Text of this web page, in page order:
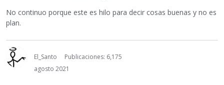
No continuo porque este es hilo para decir cosas buenas y no es
plan.
El_Santo
Publicaciones: 6,175
agosto 2021